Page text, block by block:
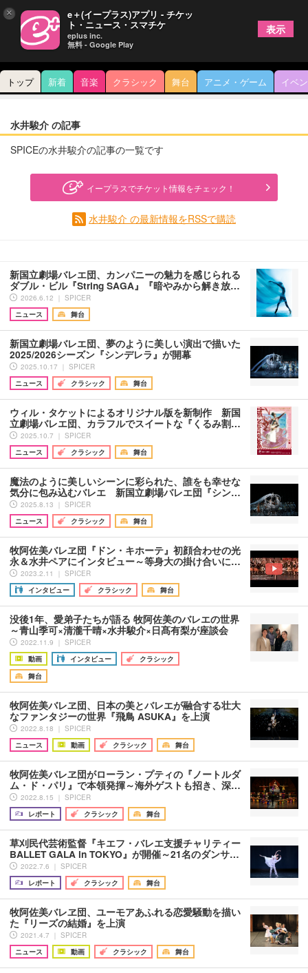
トップ 新着 音楽 クラシック 舞台 アニメ・ゲーム イベ
水井駿介 の記事
SPICEの水井駿介の記事の一覧です
イープラスでチケット情報をチェック！
水井駿介 の最新情報をRSSで購読
新国立劇場バレエ団、カンパニーの魅力を感じられる
ダブル・ビル『String SAGA』『暗やみから解き放…
2026.6.12 ｜ SPICER
ニュース
舞台
新国立劇場バレエ団、夢のように美しい演出で描いた
2025/2026シーズン『シンデレラ』が開幕
2025.10.17 ｜ SPICER
ニュース
クラシック 舞台
ウィル・タケットによるオリジナル版を新制作 新国
立劇場バレエ団、カラフルでスイートな『くるみ割…
2025.10.7 ｜ SPICER
ニュース
クラシック 舞台
魔法のように美しいシーンに彩られた、誰をも幸せな
気分に包み込むバレエ 新国立劇場バレエ団『シン…
2025.8.13 ｜ SPICER
ニュース
クラシック 舞台
牧阿佐美バレヱ団『ドン・キホーテ』初顔合わせの光
永＆水井ペアにインタビュー～等身大の掛け合いに…
2023.2.11 ｜ SPICER
インタビュー
クラシック 舞台
没後1年、愛弟子たちが語る 牧阿佐美のバレエの世界
～青山季可×清瀧千晴×水井駿介×日髙有梨が座談会
2022.11.9 ｜ SPICER
動画
インタビュー
クラシック
舞台
牧阿佐美バレヱ団、日本の美とバレエが融合する壮大
なファンタジーの世界『飛鳥 ASUKA』を上演
2022.8.18 ｜ SPICER
ニュース
動画 クラシック 舞台
牧阿佐美バレヱ団がローラン・プティの『ノートルダ
ム・ド・パリ』で本領発揮～海外ゲストも招き、深…
2022.8.15 ｜ SPICER
レポート
クラシック 舞台
草刈民代芸術監督『キエフ・バレエ支援チャリティー
BALLET GALA in TOKYO』が開催～21名のダンサ…
2022.7.6 ｜ SPICER
レポート
クラシック 舞台
牧阿佐美バレヱ団、ユーモアあふれる恋愛騒動を描い
た『リーズの結婚』を上演
2021.4.7 ｜ SPICER
ニュース
動画 クラシック 舞台
× e＋(イープラス)アプリ - チケッ
ト・ニュース・スマチケ
eplus inc.
無料 - Google Play
表示